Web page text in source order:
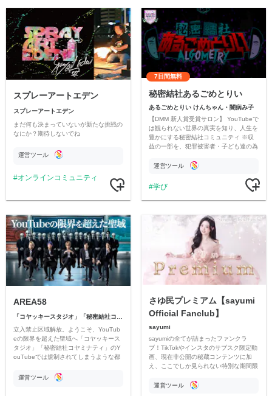
スプレーアートエデン
スプレーアートエデン
まだ何も決まっていないが新たな挑戦の
なにか？期待しないでね
運営ツール
オンラインコミュニティ
7日間無料
秘密結社あるごめとりい
あるごめとりい けんちゃん・闇病み子
【DMM 新人賞受賞サロン】 YouTubeで
は観られない世界の真実を知り、人生を
豊かにする秘密結社コミュニティ ※収
益の一部を、犯罪被害者・子ども達の為
す運営ツール
学び
AREA58
立入禁止区域解放。ようこそ、YouTub
eの限界を超えた聖域へ「コヤッキース
タジオ」「秘密結社コヤミナティ」のY
ouTubeでは規制されてしまうような都
公開。
運営ツール
さゆ民プレミアム【sayumi
Official Fanclub】
sayumi
sayumiの全てが詰まったファンクラ
ブ！TikTokやインスタのサブスク限定動
画、現在非公開の秘蔵コンテンツに加
え、ここでしか見られない特別な期間限
運営ツール